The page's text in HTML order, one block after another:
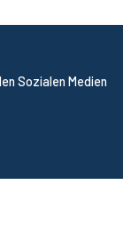
Sozialen Medien